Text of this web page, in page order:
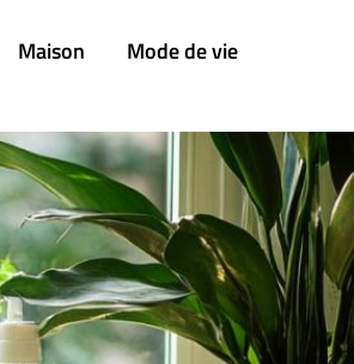
Maison Mode de vie